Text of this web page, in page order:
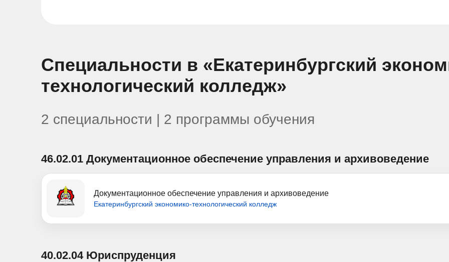
Специальности в «Екатеринбургский
технологический колледж»
2 специальности | 2 программы обучения
46.02.01 Документационное обеспечение управления и архивоведение
Документационное обеспечение управления и архивоведение
Екатеринбургский экономико-технологический колледж
40.02.04Юриспруденция